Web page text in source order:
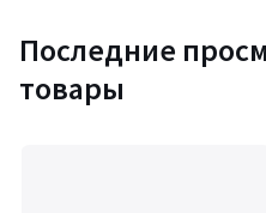
Последние
товары